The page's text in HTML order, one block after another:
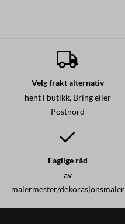
Velg frakt alternativ
hent i butikk, Bring eller
Postnord
Faglige råd
av
malermester/dekorasjonsmaler